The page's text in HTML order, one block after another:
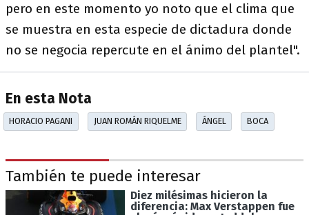
pero en este momento yo noto que el clima que
se muestra en esta especie de dictadura donde
no se negocia repercute en el ánimo del plantel".
En esta Nota
HORACIO PAGANI JUAN ROMÁN RIQUELME ÁNGEL BOCA
También te puede interesar
Diez milésimas hicieron la
diferencia: Max Verstappen fue